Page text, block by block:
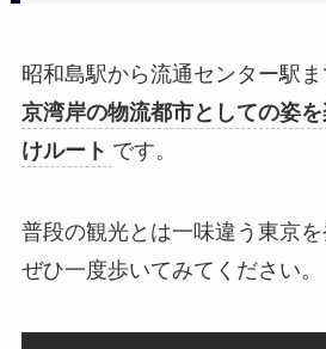
昭和島駅から流通センター駅ま
京湾岸の物流都市としての姿
けルート です。
普段の観光とは一味違う東京を
ぜひ一度歩いてみてください。